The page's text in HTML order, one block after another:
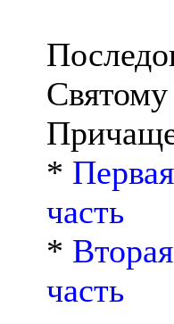
Святому
*
часть
*
часть